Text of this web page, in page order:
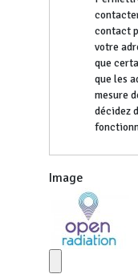
contact
votre
que
que les
mesure
décidez
Image